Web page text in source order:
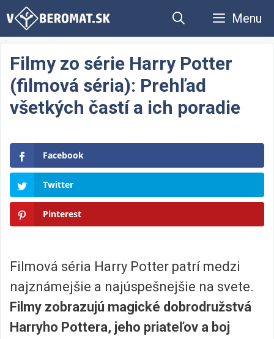
Preskočiť
Menu
Filmy zo série Harry Potter
(filmová séria): Prehľad
všetkých častí a ich poradie
Facebook
Twitter
Pinterest
Filmová séria Harry Potter patrí medzi
najznámejšie a najúspešnejšie na svete.
Filmy zobrazujú magické dobrodružstvá
Harryho Pottera, jeho priateľov a boj